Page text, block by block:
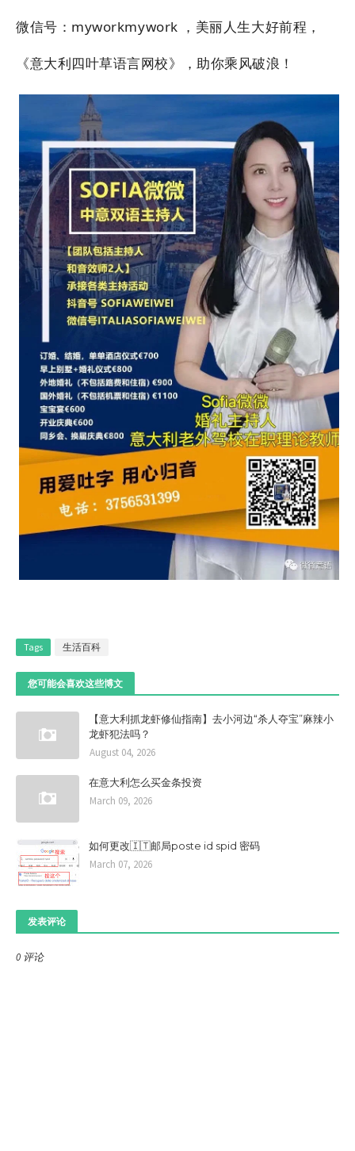
微信号：myworkmywork ，美丽人生大好前程，
《意大利四叶草语言网校》，助你乘风破浪！
Tags 生活百科
您可能会喜欢这些博文
【意大利抓龙虾修仙指南】去小河边“杀人夺宝”麻辣小
龙虾犯法吗？
August 04, 2026
在意大利怎么买金条投资
March 09, 2026
如何更改🇮🇹邮局poste id spid 密码
March 07, 2026
发表评论
0 评论